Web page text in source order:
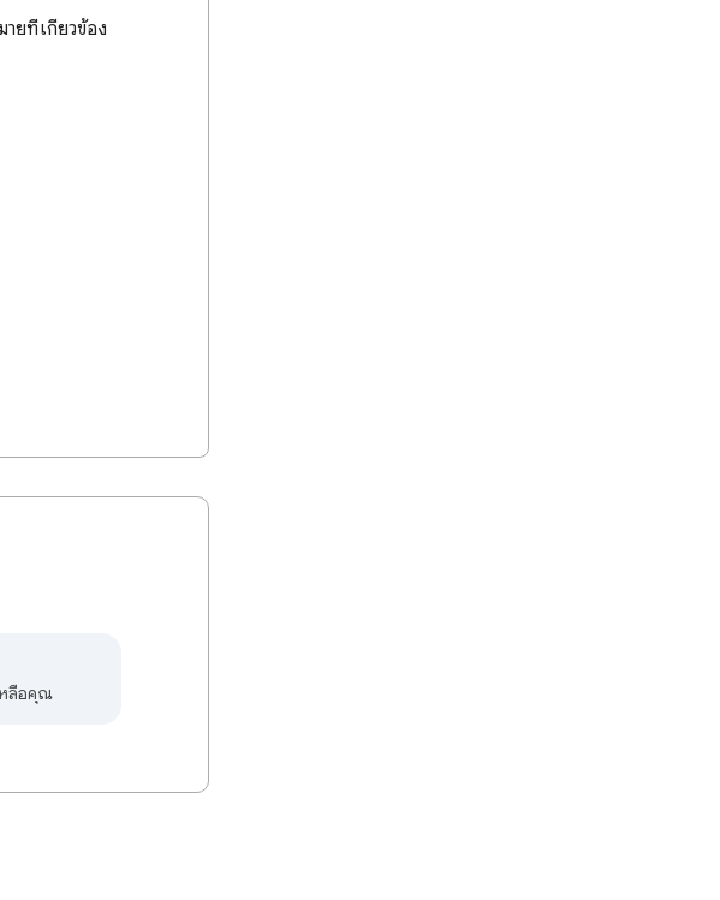
ยที่เกี่ยวข้อง​
หลือคุณ